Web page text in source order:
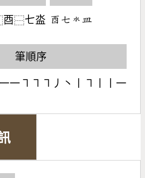
酉⿱七泴 󶆨󶀝󶄓󶄰
筆順序
一㇕㇕㇕丿丶丨㇕丨丨一